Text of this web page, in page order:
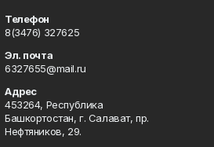
Телефон
8(3476) 327625
Эл. почта
6327655@mail.ru
Адрес
453264, Республика
Башкортостан, г. Салават, пр.
Нефтяников, 29.